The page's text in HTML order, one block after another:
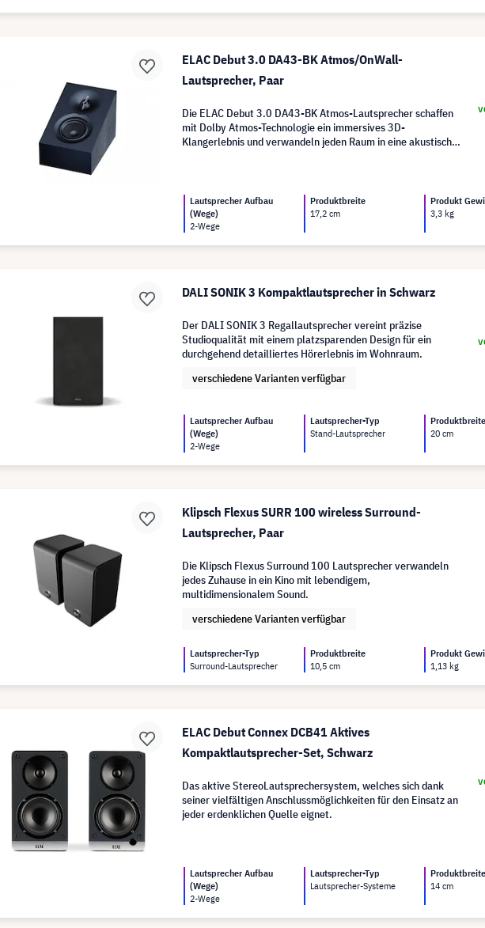
ELAC Debut 3.0 DA43-BK Atmos/OnWall-
Lautsprecher, Paar
Die ELAC Debut 3.0 DA43-BK Atmos-Lautsprecher schaffen
mit Dolby Atmos-Technologie ein immersives 3D-
Klangerlebnis und verwandeln jeden Raum in eine akustische
Lautsprecher Aufbau
(Wege)
2-Wege
Produktbreite
17,2 cm
Produkt
3,3 kg
DALI SONIK 3 Kompaktlautsprecher in Schwarz
Der DALI SONIK 3 Regallautsprecher vereint präzise
Studioqualität mit einem platzsparenden Design für ein
durchgehend detailliertes Hörerlebnis im Wohnraum.
verschiedene Varianten verfügbar
Lautsprecher Aufbau
(Wege)
2-Wege
Lautsprecher-Typ
Stand-Lautsprecher
Produktbreite
20 cm
Klipsch Flexus SURR 100 wireless Surround-
Lautsprecher, Paar
Die Klipsch Flexus Surround 100 Lautsprecher verwandeln
jedes Zuhause in ein Kino mit lebendigem,
multidimensionalem Sound.
verschiedene Varianten verfügbar
Lautsprecher-Typ
Surround-Lautsprecher
Produktbreite
10,5 cm
Produkt
1,13 kg
ELAC Debut Connex DCB41 Aktives
Kompaktlautsprecher-Set, Schwarz
Das aktive StereoLautsprechersystem, welches sich dank
seiner vielfältigen Anschlussmöglichkeiten für den Einsatz an
jeder erdenklichen Quelle eignet.
Lautsprecher Aufbau
(Wege)
2-Wege
Lautsprecher-Typ
Lautsprecher-Systeme
Produktbreite
14 cm